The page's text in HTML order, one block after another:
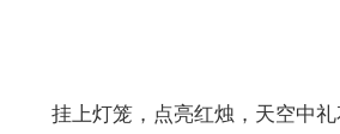
挂上灯笼，点亮红烛，天空中礼